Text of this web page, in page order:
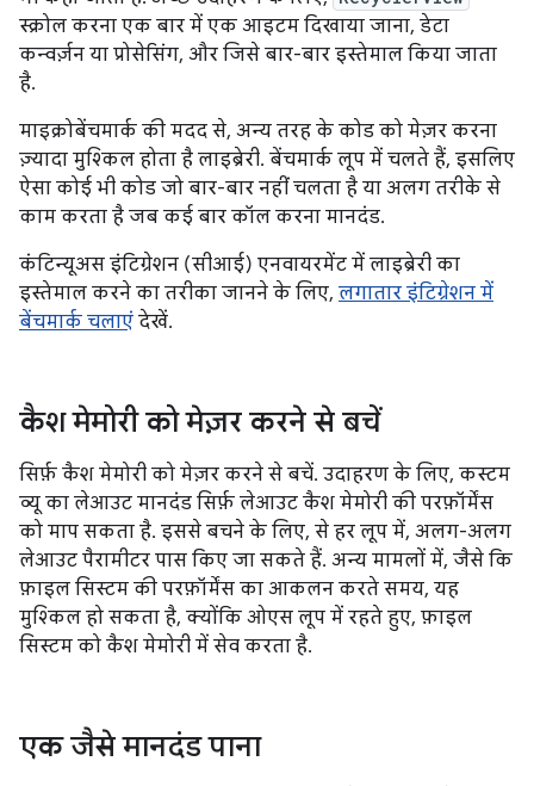
स्क्रोल करना एक बार में एक आइटम दिखाया जाना, डेटा
कन्वर्ज़न या प्रोसेसिंग, और जिसे बार-बार इस्तेमाल किया जाता
है.
माइक्रोबेंचमार्क की मदद से, अन्य तरह के कोड को मेज़र करना
ज़्यादा मुश्किल होता है लाइब्रेरी. बेंचमार्क लूप में चलते हैं, इसलिए
ऐसा कोई भी कोड जो बार-बार नहीं चलता है या अलग तरीके से
काम करता है जब कई बार कॉल करना मानदंड.
कंटिन्यूअस इंटिग्रेशन (सीआई) एनवायरमेंट में लाइब्रेरी का
इस्तेमाल करने का तरीका जानने के लिए, लगातार इंटिग्रेशन में
बेंचमार्क चलाएं देखें.
कैश मेमोरी को मेज़र करने से बचें
सिर्फ़ कैश मेमोरी को मेज़र करने से बचें. उदाहरण के लिए, कस्टम
व्यू का लेआउट मानदंड सिर्फ़ लेआउट कैश मेमोरी की परफ़ॉर्मेंस
को माप सकता है. इससे बचने के लिए, से हर लूप में, अलग-अलग
लेआउट पैरामीटर पास किए जा सकते हैं. अन्य मामलों में, जैसे कि
फ़ाइल सिस्टम की परफ़ॉर्मेंस का आकलन करते समय, यह
मुश्किल हो सकता है, क्योंकि ओएस लूप में रहते हुए, फ़ाइल
सिस्टम को कैश मेमोरी में सेव करता है.
एक जैसे मानदंड पाना